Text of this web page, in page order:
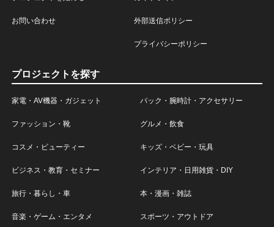
お問い合わせ 外部送信ポリシー
プライバシーポリシー
プロジェクトを探す
家電・AV機器・ガジェット バック・腕時計・アクセサリー
ファッション・靴 グルメ・飲食
コスメ・ビューティー キッズ・ベビー・玩具
ビジネス・教育・セミナー インテリア・日用雑貨・DIY
旅行・暮らし・車 本・漫画・雑誌
音楽・ゲーム・エンタメ スポーツ・アウトドア